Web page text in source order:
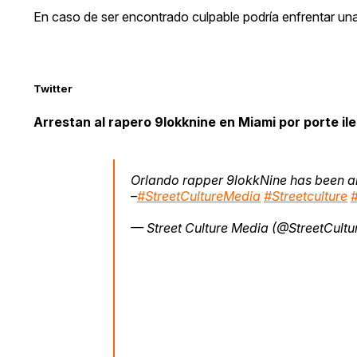
En caso de ser encontrado culpable podría enfrentar
Twitter
Arrestan al rapero 9lokknine en Miami por porte
Orlando rapper 9lokkNine has been
–#StreetCultureMedia #Streetculture
— Street Culture Media